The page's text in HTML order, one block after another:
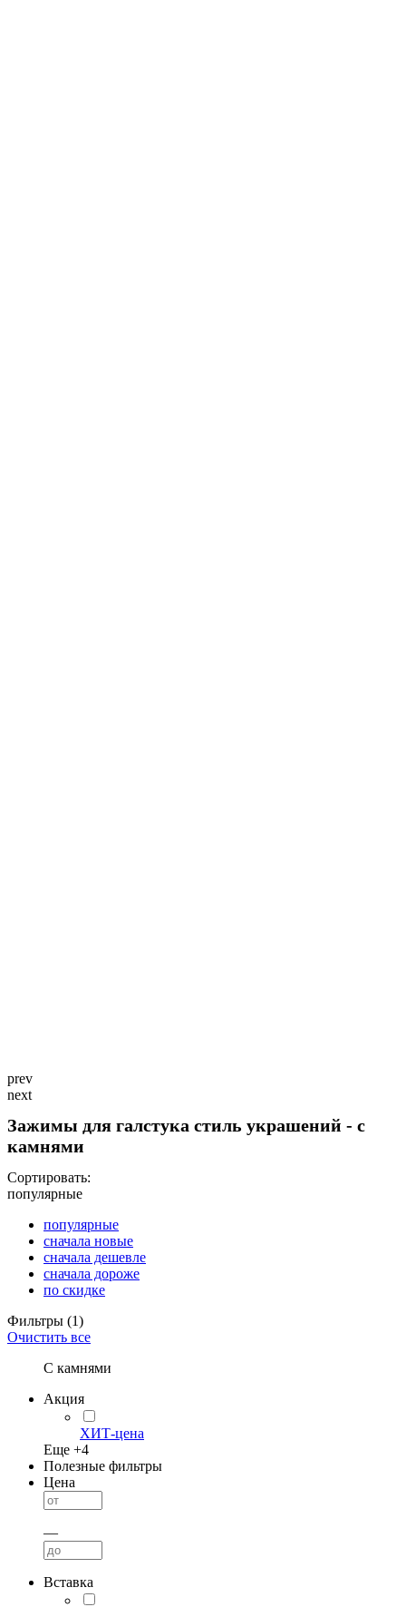
prev
next
Зажимы для галстука стиль украшений - с
камнями
Сортировать:
популярные
популярные
сначала новые
сначала дешевле
сначала дороже
по скидке
Фильтры (1)
Очистить все
С камнями
Акция
ХИТ-цена
Еще +4
Полезные фильтры
Цена
—
Вставка